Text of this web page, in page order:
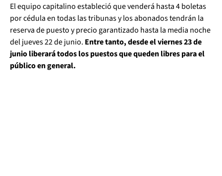
El equipo capitalino estableció que venderá hasta 4 boletas
por cédula en todas las tribunas y los abonados tendrán la
reserva de puesto y precio garantizado hasta la media noche
del jueves 22 de junio. Entre tanto, desde el viernes 23 de
junio liberará todos los puestos que queden libres para el
público en general.